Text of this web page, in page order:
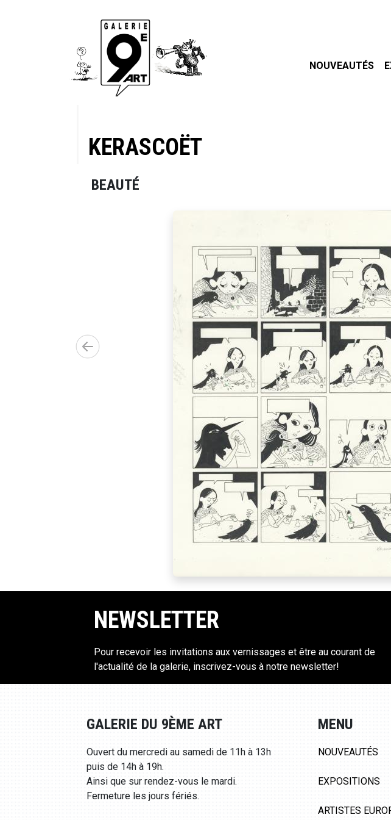
NOUVEAUTÉS
KERASCOËT
BEAUTÉ
NEWSLETTER
Pour recevoir les invitations aux vernissages et être au courant de
l'actualité de la galerie, inscrivez-vous à notre newsletter!
GALERIE DU 9ÈME ART
Ouvert du mercredi au samedi de 11h à 13h
puis de 14h à 19h.
Ainsi que sur rendez-vous le mardi.
Fermeture les jours fériés.
MENU
NOUVEAUTÉS
EXPOSITIONS
ARTISTES